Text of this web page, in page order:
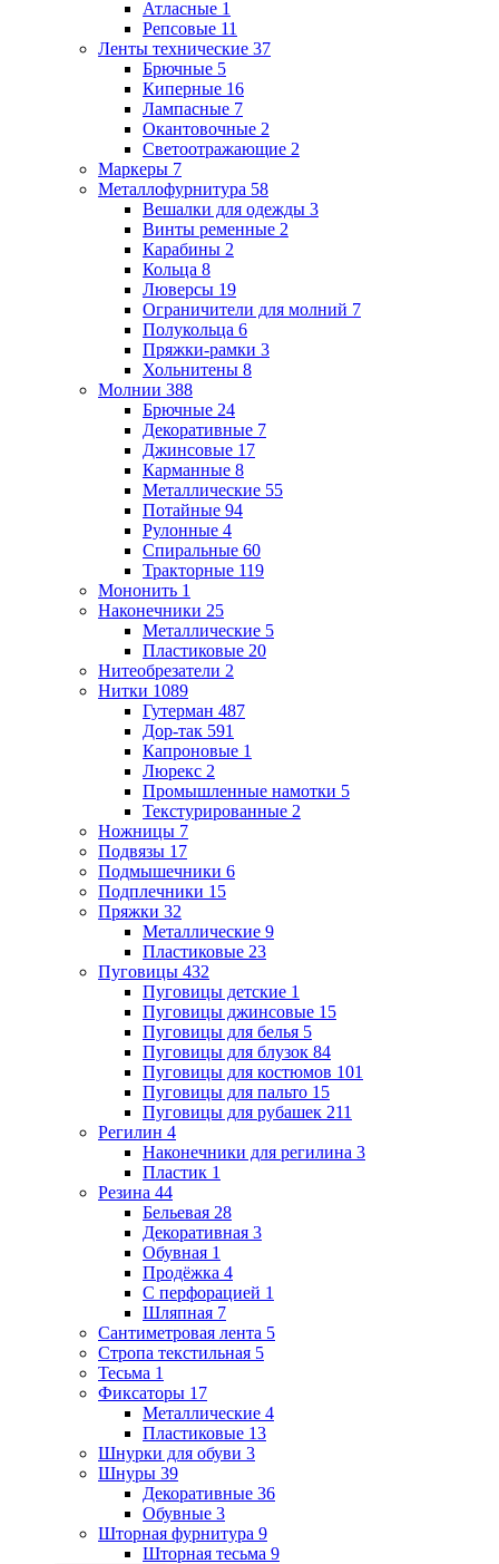
Атласные 1
Репсовые 11
Ленты технические 37
Брючные 5
Киперные 16
Лампасные 7
Окантовочные 2
Светоотражающие 2
Маркеры 7
Металлофурнитура 58
Вешалки для одежды 3
Винты ременные 2
Карабины 2
Кольца 8
Люверсы 19
Ограничители для молний 7
Полукольца 6
Пряжки-рамки 3
Хольнитены 8
Молнии 388
Брючные 24
Декоративные 7
Джинсовые 17
Карманные 8
Металлические 55
Потайные 94
Рулонные 4
Спиральные 60
Тракторные 119
Мононить 1
Наконечники 25
Металлические 5
Пластиковые 20
Нитеобрезатели 2
Нитки 1089
Гутерман 487
Дор-так 591
Капроновые 1
Люрекс 2
Промышленные намотки 5
Текстурированные 2
Ножницы 7
Подвязы 17
Подмышечники 6
Подплечники 15
Пряжки 32
Металлические 9
Пластиковые 23
Пуговицы 432
Пуговицы детские 1
Пуговицы джинсовые 15
Пуговицы для белья 5
Пуговицы для блузок 84
Пуговицы для костюмов 101
Пуговицы для пальто 15
Пуговицы для рубашек 211
Регилин 4
Наконечники для регилина 3
Пластик 1
Резина 44
Бельевая 28
Декоративная 3
Обувная 1
Продёжка 4
С перфорацией 1
Шляпная 7
Сантиметровая лента 5
Стропа текстильная 5
Тесьма 1
Фиксаторы 17
Металлические 4
Пластиковые 13
Шнурки для обуви 3
Шнуры 39
Декоративные 36
Обувные 3
Шторная фурнитура 9
Шторная тесьма 9